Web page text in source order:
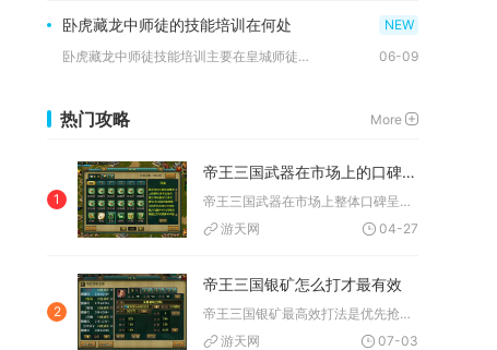
卧虎藏龙中师徒的技能培训在何处
卧虎藏龙中师徒技能培训主要在皇城师徒场所、大明府、唐家堡传功... 06-09
热门攻略 More
1
帝王三国武器在市场上的口碑如何
帝王三国武器在市场上整体口碑呈现两极分化，卓越品质武器口碑顶...
游天网
04-27
2
帝王三国银矿怎么打才最有效
帝王三国银矿最高效打法是优先抢占高等级满富裕度银矿，搭配高伤...
游天网
07-03